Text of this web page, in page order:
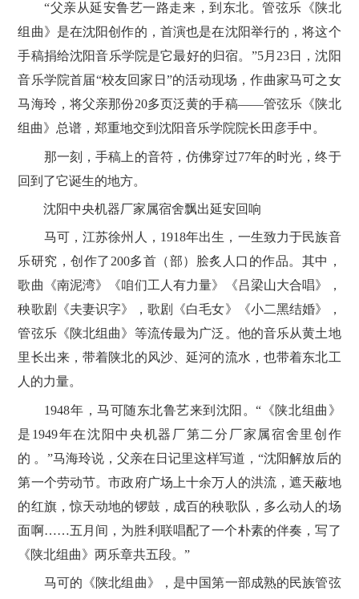
“父亲从延安鲁艺一路走来，到东北。管弦乐《陕北
组曲》是在沈阳创作的，首演也是在沈阳举行的，将这个
手稿捐给沈阳音乐学院是它最好的归宿。”5月23日，沈阳
音乐学院首届“校友回家日”的活动现场，作曲家马可之女
马海玲，将父亲那份20多页泛黄的手稿——管弦乐《陕北
组曲》总谱，郑重地交到沈阳音乐学院院长田彦手中。
那一刻，手稿上的音符，仿佛穿过77年的时光，终于
回到了它诞生的地方。
沈阳中央机器厂家属宿舍飘出延安回响
马可，江苏徐州人，1918年出生，一生致力于民族音
乐研究，创作了200多首（部）脍炙人口的作品。其中，
歌曲《南泥湾》《咱们工人有力量》《吕梁山大合唱》，
秧歌剧《夫妻识字》，歌剧《白毛女》《小二黑结婚》，
管弦乐《陕北组曲》等流传最为广泛。他的音乐从黄土地
里长出来，带着陕北的风沙、延河的流水，也带着东北工
人的力量。
1948年，马可随东北鲁艺来到沈阳。“《陕北组曲》
是1949年在沈阳中央机器厂第二分厂家属宿舍里创作
的 。”马海玲说，父亲在日记里这样写道，“沈阳解放后的
第一个劳动节。市政府广场上十余万人的洪流，遮天蔽地
的红旗，惊天动地的锣鼓，成百的秧歌队，多么动人的场
面啊……五月间，为胜利联唱配了一个朴素的伴奏，写了
《陕北组曲》两乐章共五段。”
马可的《陕北组曲》，是中国第一部成熟的民族管弦